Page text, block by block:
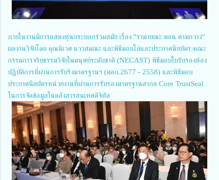
ภายในงานมีการแสดงหุ่นกระบอกร่วมสมัย เรื่อง "รามายณะ ตอน ตามกวาง"
ผลงานวิจัยโดย คุณนิเวศ แววสมณะ และพิธีมอบโล่และประกาศนียบัตร:คณะ
กรรมการจริยธรรมวิจัยในมนุษย์ระดับชาติ (NECAST) พิธีมอบใบรับรองห้อง
ปฏิบัติการที่ผ่านการรับริงมาตรฐานฯ (มอก.2677 - 2558) และพิธีมอบ
ประกาศนียบัตรหน่วยงานที่ผ่านการรับรองมาตรฐานสากล Core TrustSeal
ในการจัดข้อมูลในคลังสารสนเทศดิจิทัล